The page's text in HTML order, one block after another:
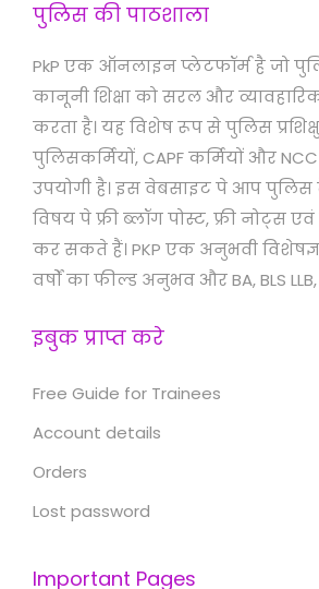
पुलिस की पाठशाला
PkP एक ऑनलाइन प्लेटफॉर्म है जो
कानूनी शिक्षा को सरल और
करता है। यह विशेष रूप से पुलिस
पुलिसकर्मियों, CAPF कर्मियों और
उपयोगी है। इस वेबसाइट पे आप
विषय पे फ्री ब्लॉग पोस्ट, फ्री नोट्स
कर सकते हैं। PKP एक अनुभवी
वर्षों का फील्ड अनुभव और BA, BLS LLB,
इबुक प्राप्त करे
Free Guide for Trainees
Account details
Orders
Lost password
Important Pages